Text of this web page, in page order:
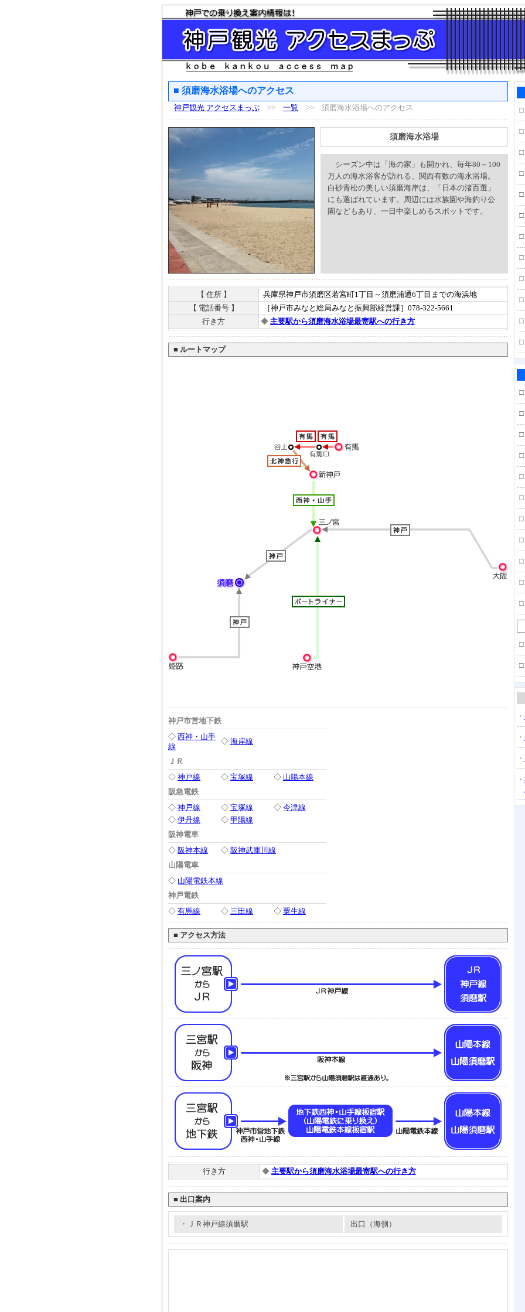
■ 須磨海水浴場へのアクセス
神戸観光 アクセスまっぷ >> 一覧 >> 須磨海水浴場へのアクセス
須磨海水浴場
シーズン中は「海の家」も開かれ、毎年80～100
万人の海水浴客が訪れる、関西有数の海水浴場。
白砂青松の美しい須磨海岸は、「日本の渚百選」
にも選ばれています。周辺には水族園や海釣り公
園などもあり、一日中楽しめるスポットです。
【 住所 】
兵庫県神戸市須磨区若宮町1丁目～須磨浦通6丁目までの海浜地
【 電話番号 】
［神戸市みなと総局みなと振興部経営課］078-322-5661
行き方
◆ 主要駅から須磨海水浴場最寄駅への行き方
■ ルートマップ
神戸市営地下鉄
◇ 西神・山手
線
◇ 海岸線
ＪＲ
◇ 神戸線 ◇ 宝塚線 ◇ 山陽本線
阪急電鉄
◇ 神戸線 ◇ 宝塚線 ◇ 今津線
◇ 伊丹線 ◇ 甲陽線
阪神電車
◇ 阪神本線 ◇ 阪神武庫川線
山陽電車
◇ 山陽電鉄本線
神戸電鉄
◇ 有馬線 ◇ 三田線 ◇ 粟生線
■ アクセス方法
行き方 ◆ 主要駅から須磨海水浴場最寄駅への行き方
■ 出口案内
・ＪＲ神戸線須磨駅 出口（海側）
□
□
□
□
□
□
□
□
□
□
□
□
□
□
□
□
□
□
□
□
□
□
□
□
□
・
・
・
・